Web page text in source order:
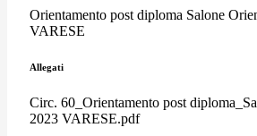
Orientamento post diploma Salone
VARESE
Allegati
Circ. 60_Orientamento post
2023 VARESE.pdf